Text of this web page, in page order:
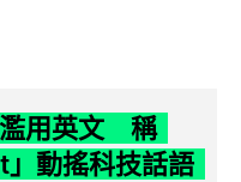
濫用英文 稱
」動搖科技話語